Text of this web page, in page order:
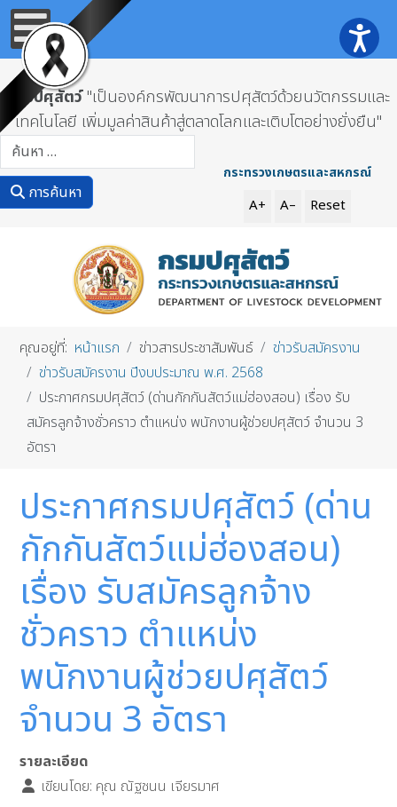
กรมปศุสัตว์"เป็นองค์กรพัฒนาการปศุสัตว์ด้วยนวัตกรรมและ
เทคโนโลยี เพิ่มมูลค่าสินค้าสู่ตลาดโลกและเติบโตอย่างยั่งยืน"
การค้นหา
กระทรวงเกษตรและสหกรณ์
A+ A– Reset
คุณอยู่ที่: หน้าแรก ข่าวสารประชาสัมพันธ์
ข่าวรับสมัครงาน
ข่าวรับสมัครงาน ปีงบประมาณ พ.ศ. 2568
ประกาศกรมปศุสัตว์ (ด่านกักกันสัตว์แม่ฮ่องสอน) เรื่อง รับ
สมัครลูกจ้างชั่วคราว ตำแหน่ง พนักงานผู้ช่วยปศุสัตว์ จำนวน 3
อัตรา
ประกาศกรมปศุสัตว์ (ด่าน
กักกันสัตว์แม่ฮ่องสอน)
เรื่อง รับสมัครลูกจ้าง
ชั่วคราว ตำแหน่ง
พนักงานผู้ช่วยปศุสัตว์
จำนวน 3 อัตรา
รายละเอียด
เขียนโดย: คุณ ณัฐชนน เจียรมาศ